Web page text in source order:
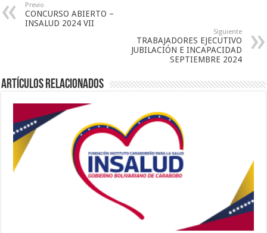
Previo
CONCURSO ABIERTO –
INSALUD 2024 VII
Siguiente
TRABAJADORES EJECUTIVO
JUBILACIÓN E INCAPACIDAD
SEPTIEMBRE 2024
Artículos relacionados